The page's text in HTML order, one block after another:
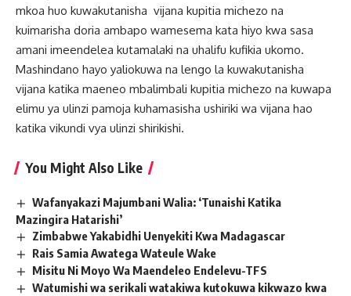
mkoa huo kuwakutanisha vijana kupitia michezo na
kuimarisha doria ambapo wamesema kata hiyo kwa sasa
amani imeendelea kutamalaki na uhalifu kufikia ukomo.
Mashindano hayo yaliokuwa na lengo la kuwakutanisha
vijana katika maeneo mbalimbali kupitia michezo na kuwapa
elimu ya ulinzi pamoja kuhamasisha ushiriki wa vijana hao
katika vikundi vya ulinzi shirikishi.
You Might Also Like
Wafanyakazi Majumbani Walia: ‘Tunaishi Katika
Mazingira Hatarishi’
Zimbabwe Yakabidhi Uenyekiti Kwa Madagascar
Rais Samia Awatega Wateule Wake
Misitu Ni Moyo Wa Maendeleo Endelevu-TFS
Watumishi wa serikali watakiwa kutokuwa kikwazo kwa